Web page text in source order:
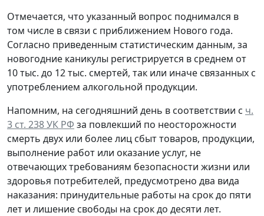
Отмечается, что указанный вопрос поднимался в
том числе в связи с приближением Нового года.
Согласно приведенным статистическим данным, за
новогодние каникулы регистрируется в среднем от
10 тыс. до 12 тыс. смертей, так или иначе связанных с
употреблением алкогольной продукции.
Напомним, на сегодняшний день в соответствии с ч.
3 ст. 238 УК РФ за повлекший по неосторожности
смерть двух или более лиц сбыт товаров, продукции,
выполнение работ или оказание услуг, не
отвечающих требованиям безопасности жизни или
здоровья потребителей, предусмотрено два вида
наказания: принудительные работы на срок до пяти
лет и лишение свободы на срок до десяти лет.